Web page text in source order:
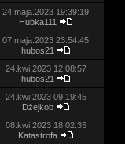
24.maja.2023 19:39:19
Hubka111
07.maja.2023 23:54:45
hubos21
24.kwi.2023 12:08:57
hubos21
24.kwi.2023 09:19:45
Dżejkob
08.kwi.2023 18:02:35
Katastrofa